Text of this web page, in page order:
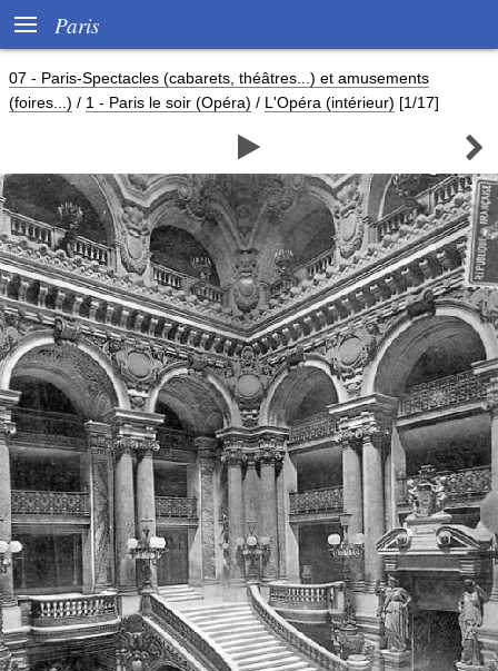
 Paris
07 - Paris-Spectacles (cabarets, théâtres...) et amusements
(foires...) / 1 - Paris le soir (Opéra) / L'Opéra (intérieur) [1/17]
 